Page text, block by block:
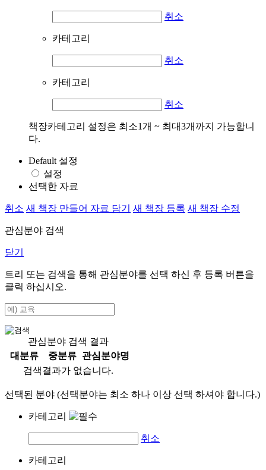
취소
카테고리
취소
카테고리
취소
책장카테고리 설정은 최소1개 ~ 최대3개까지 가능합니
다.
Default 설정
설정
선택한 자료
취소 새 책장 만들어 자료 담기 새 책장 등록 새 책장 수정
관심분야 검색
닫기
트리 또는 검색을 통해 관심분야를 선택 하신 후 등록 버튼을
클릭 하십시오.
관심분야 검색 결과
대분류
중분류
관심분야명
검색결과가 없습니다.
선택된 분야 (선택분야는 최소 하나 이상 선택 하셔야 합니다.)
카테고리
취소
카테고리